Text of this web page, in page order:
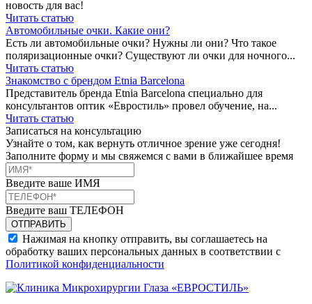
новость для вас!
Читать статью
Автомобильные очки. Какие они?
Есть ли автомобильные очки? Нужны ли они? Что такое
поляризационные очки? Существуют ли очки для ночного...
Читать статью
Знакомство с брендом Etnia Barcelona
Представитель бренда Etnia Barcelona специально для
консультантов оптик «Евростиль» провел обучение, на...
Читать статью
Записаться на консультацию
Узнайте о том, как вернуть отличное зрение уже сегодня!
Заполните форму и мы свяжемся с вами в ближайшее время
Введите ваше ИМЯ
Введите ваш ТЕЛЕФОН
Нажимая на кнопку отправить, вы соглашаетесь на
обработку ваших персональных данных в соответствии с
Политикой конфиденциальности